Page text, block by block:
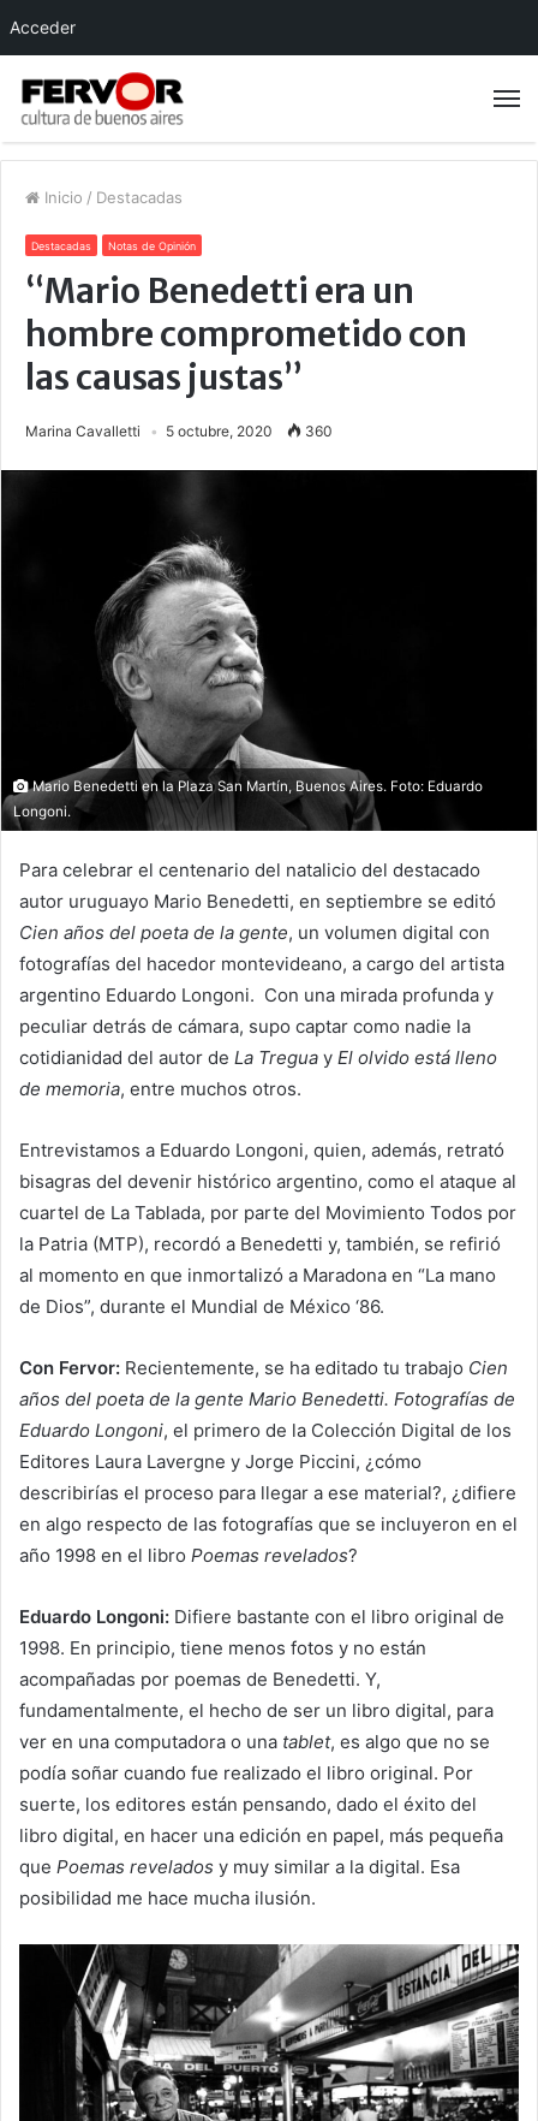
Inicio / Destacadas
Destacadas Notas de Opinión
“Mario Benedetti era un
hombre comprometido con
las causas justas”
Marina Cavalletti 5 octubre, 2020 360
Mario Benedetti en la Plaza San Martín, Buenos Aires. Foto: Eduardo
Longoni.
Para celebrar el centenario del natalicio del destacado
autor uruguayo Mario Benedetti, en septiembre se editó
Cien años del poeta de la gente, un volumen digital con
fotografías del hacedor montevideano, a cargo del artista
argentino Eduardo Longoni. Con una mirada profunda y
peculiar detrás de cámara, supo captar como nadie la
cotidianidad del autor de La Tregua y El olvido está lleno
de memoria, entre muchos otros.
Entrevistamos a Eduardo Longoni, quien, además, retrató
bisagras del devenir histórico argentino, como el ataque al
cuartel de La Tablada, por parte del Movimiento Todos por
la Patria (MTP), recordó a Benedetti y, también, se refirió
al momento en que inmortalizó a Maradona en “La mano
de Dios”, durante el Mundial de México ‘86.
Con Fervor: Recientemente, se ha editado tu trabajo Cien
años del poeta de la gente Mario Benedetti. Fotografías de
Eduardo Longoni, el primero de la Colección Digital de los
Editores Laura Lavergne y Jorge Piccini, ¿cómo
describirías el proceso para llegar a ese material?, ¿difiere
en algo respecto de las fotografías que se incluyeron en el
año 1998 en el libro Poemas revelados?
Eduardo Longoni: Difiere bastante con el libro original de
1998. En principio, tiene menos fotos y no están
acompañadas por poemas de Benedetti. Y,
fundamentalmente, el hecho de ser un libro digital, para
ver en una computadora o una tablet, es algo que no se
podía soñar cuando fue realizado el libro original. Por
suerte, los editores están pensando, dado el éxito del
libro digital, en hacer una edición en papel, más pequeña
que Poemas revelados y muy similar a la digital. Esa
posibilidad me hace mucha ilusión.
Acceder